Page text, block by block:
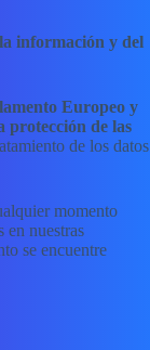
información y del
Europeo y
protección de las
de los datos
momento
en nuestras
se encuentre